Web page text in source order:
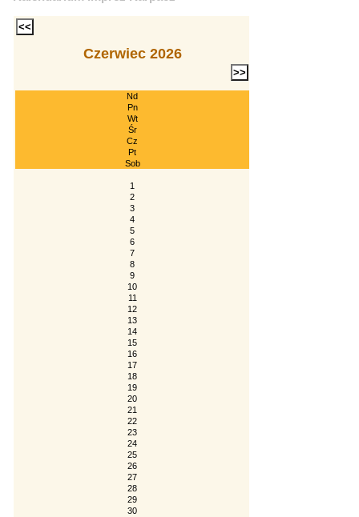
Czerwiec 2026
Nd
Pn
Wt
Śr
Cz
Pt
Sob
1
2
3
4
5
6
7
8
9
10
11
12
13
14
15
16
17
18
19
20
21
22
23
24
25
26
27
28
29
30